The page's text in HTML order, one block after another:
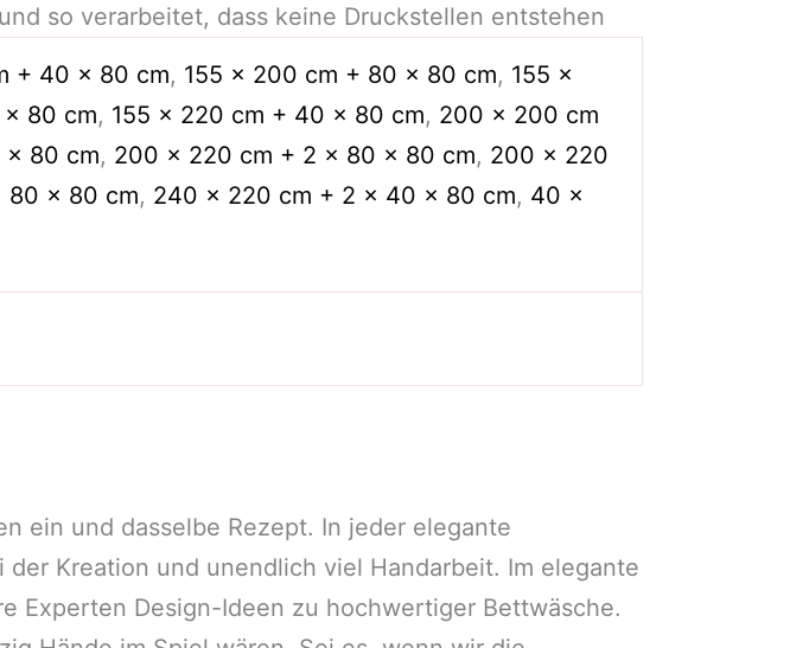
so verarbeitet, dass keine Druckstellen entstehen
+ 40 x 80 cm, 155 x 200 cm + 80 x 80 cm, 155 x
80 cm, 155 x 220 cm + 40 x 80 cm, 200 x 200 cm
80 cm, 200 x 220 cm + 2 x 80 x 80 cm, 200 x 220
80 x 80 cm, 240 x 220 cm + 2 x 40 x 80 cm, 40 x
ein und dasselbe Rezept. In jeder elegante
Kreation und unendlich viel Handarbeit. Im elegante
Experten Design-Ideen zu hochwertiger Bettwäsche.